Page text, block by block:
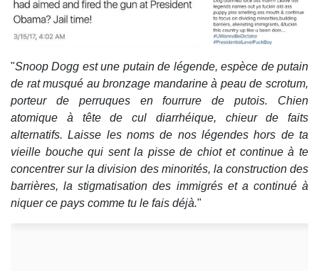
"Snoop Dogg est une putain de légende, espèce de putain
de rat musqué au bronzage mandarine à peau de scrotum,
porteur de perruques en fourrure de putois. Chien
atomique à tête de cul diarrhéique, chieur de faits
alternatifs. Laisse les noms de nos légendes hors de ta
vieille bouche qui sent la pisse de chiot et continue à te
concentrer sur la division des minorités, la construction des
barrières, la stigmatisation des immigrés et a continué à
niquer ce pays comme tu le fais déjà."